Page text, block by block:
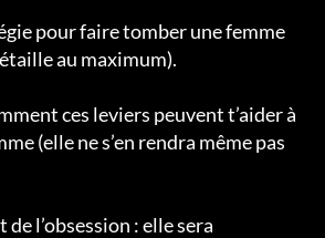
pour faire tomber une femme
au maximum).
ces leviers peuvent t’aider à
(elle ne s’en rendra même pas
de l’obsession : elle sera